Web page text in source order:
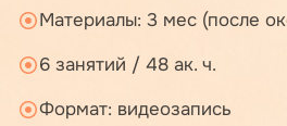
Материалы: 3 мес (после
6 занятий / 48 ак. ч.
Формат: видеозапись